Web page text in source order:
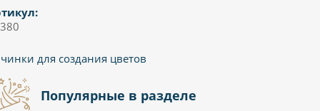
для создания цветов
Популярные в разделе